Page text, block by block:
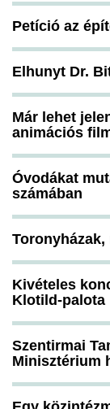
Petíció az
Elhunyt Dr.
Már lehet
animációs
Óvodákat
számában
Kivételes
Klotild-palota
Szentirmai
Minisztérium